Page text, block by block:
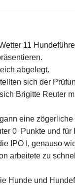
11
abgelegt.
sich der
Brigitte Reuter
eine
0 Punkte und für
IPO I, genauso
arbeitete zu
Hunde und